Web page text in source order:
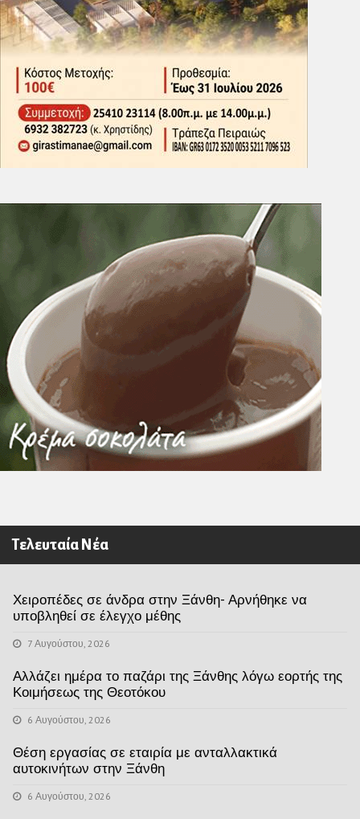
Τελευταία Νέα
Χειροπέδες σε άνδρα στην Ξάνθη- Αρνήθηκε να
υποβληθεί σε έλεγχο μέθης
7 Αυγούστου, 2026
Αλλάζει ημέρα το παζάρι της Ξάνθης λόγω εορτής της
Κοιμήσεως της Θεοτόκου
6 Αυγούστου, 2026
Θέση εργασίας σε εταιρία με ανταλλακτικά
αυτοκινήτων στην Ξάνθη
6 Αυγούστου, 2026